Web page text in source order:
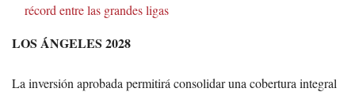
récord entre las grandes ligas
LOS ÁNGELES 2028
La inversión aprobada permitirá consolidar una cobertura integral